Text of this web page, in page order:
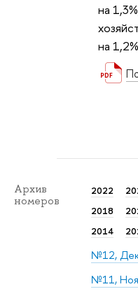
на
на
Архив
номеров
2022
2018
2014
№12,
№11,